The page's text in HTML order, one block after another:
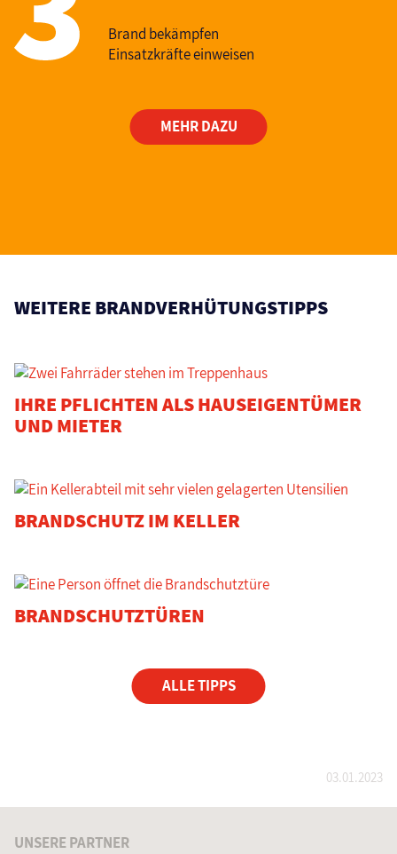
Brand bekämpfen
Einsatzkräfte einweisen
MEHR DAZU
WEITERE BRANDVERHÜTUNGSTIPPS
IHRE PFLICHTEN ALS HAUSEIGENTÜMER
UND MIETER
BRANDSCHUTZ IM KELLER
BRANDSCHUTZTÜREN
ALLE TIPPS
03.01.2023
UNSERE PARTNER